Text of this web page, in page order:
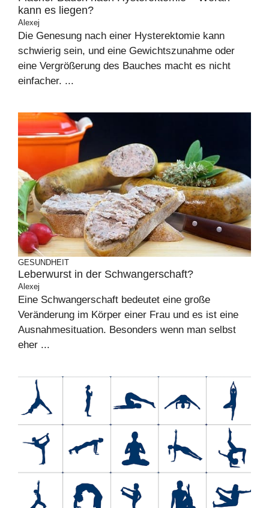
kann es liegen?
Alexej
Die Genesung nach einer Hysterektomie kann
schwierig sein, und eine Gewichtszunahme oder
eine Vergrößerung des Bauches macht es nicht
einfacher. ...
GESUNDHEIT
Leberwurst in der Schwangerschaft?
Alexej
Eine Schwangerschaft bedeutet eine große
Veränderung im Körper einer Frau und es ist eine
Ausnahmesituation. Besonders wenn man selbst
eher ...